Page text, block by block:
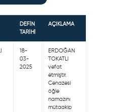
DEFİN
TARİHİ
AÇIKLAMA
18-
03-
2025
ERDOĞAN
TOKATLI
vefat
etmiştir.
Cenazesi
öğle
namazını
mütaakip